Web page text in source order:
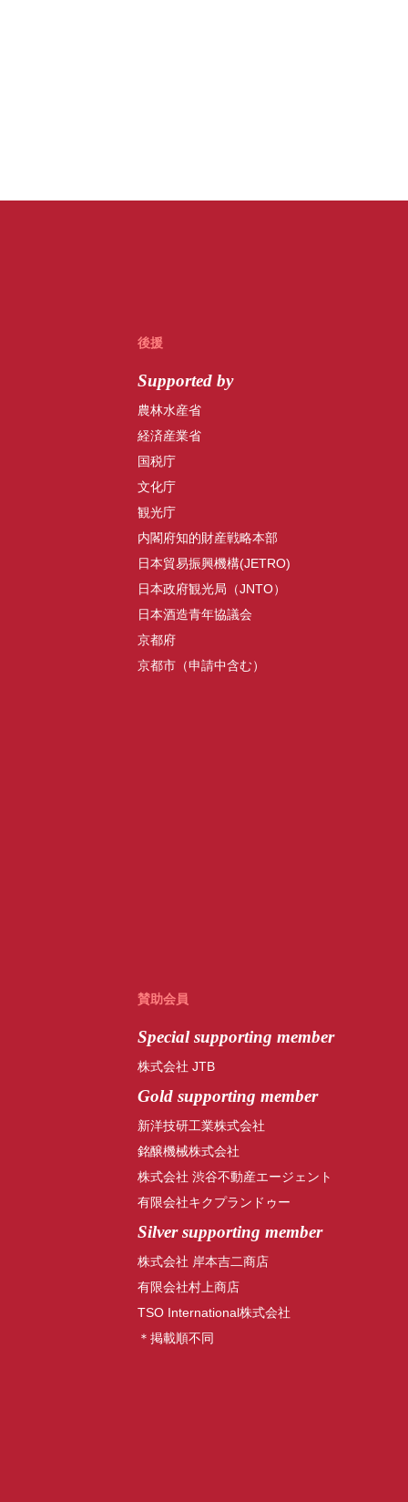
後援
Supported by
農林水産省
経済産業省
国税庁
文化庁
観光庁
内閣府知的財産戦略本部
日本貿易振興機構(JETRO)
日本政府観光局（JNTO）
日本酒造青年協議会
京都府
京都市（申請中含む）
賛助会員
Specialsupporting member
株式会社 JTB
Gold supporting member
新洋技研工業株式会社
銘醸機械株式会社
株式会社 渋谷不動産エージェント
有限会社キクプランドゥー
Silver supporting member
株式会社 岸本吉二商店
有限会社村上商店
TSO International株式会社
＊掲載順不同